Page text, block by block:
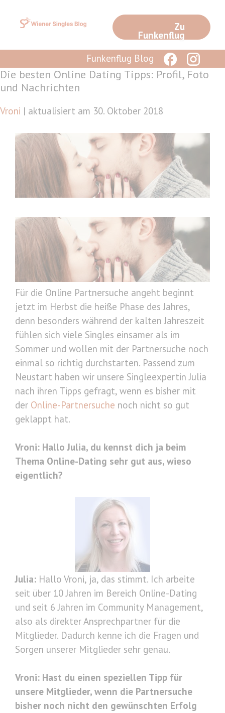
Inhalt
Zu
Funkenflug
Funkenflug Blog
Die besten Online Dating Tipps: Profil, Foto
und Nachrichten
Vroni | aktualisiert am 30. Oktober 2018
Für die Online Partnersuche angeht beginnt
jetzt im Herbst die heiße Phase des Jahres,
denn besonders während der kalten Jahreszeit
fühlen sich viele Singles einsamer als im
Sommer und wollen mit der Partnersuche noch
einmal so richtig durchstarten. Passend zum
Neustart haben wir unsere Singleexpertin Julia
nach ihren Tipps gefragt, wenn es bisher mit
der Online-Partnersuche noch nicht so gut
geklappt hat.
Vroni: Hallo Julia, du kennst dich ja beim
Thema Online-Dating sehr gut aus, wieso
eigentlich?
Julia: Hallo Vroni, ja, das stimmt. Ich arbeite
seit über 10 Jahren im Bereich Online-Dating
und seit 6 Jahren im Community Management,
also als direkter Ansprechpartner für die
Mitglieder. Dadurch kenne ich die Fragen und
Sorgen unserer Mitglieder sehr genau.
Vroni: Hast du einen speziellen Tipp für
unsere Mitglieder, wenn die Partnersuche
bisher noch nicht den gewünschten Erfolg